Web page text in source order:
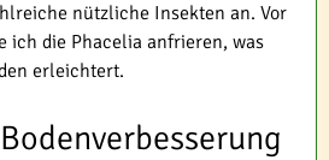
nützliche Insekten an. Vor
ich die Phacelia anfrieren, was
erleichtert.